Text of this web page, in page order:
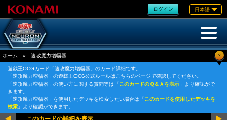
ログイン 日本語
ホーム » 速攻魔力増幅器 ?
遊戯王OCGカード「速攻魔力増幅器」のカード詳細です。
「速攻魔力増幅器」の遊戯王OCG公式ルールはこちらのページで確認してください。
「速攻魔力増幅器」の使い方に関する質問等は「このカードのＱ＆Ａを表示 」より確認がで
きます。
「速攻魔力増幅器」を使用したデッキを検索したい場合は「このカードを使用したデッキを
検索 」より確認ができます。